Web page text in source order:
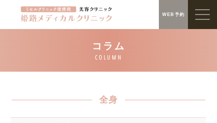
WEB予約
全身